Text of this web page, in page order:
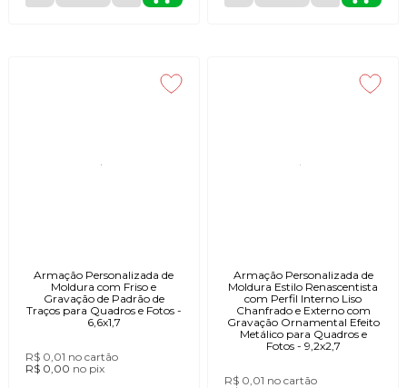
Armação Personalizada de
Moldura com Friso e
Gravação de Padrão de
Traços para Quadros e Fotos -
6,6x1,7
R$ 0,01 no cartão
R$ 0,00 no pix
Armação Personalizada de
Moldura Estilo Renascentista
com Perfil Interno Liso
Chanfrado e Externo com
Gravação Ornamental Efeito
Metálico para Quadros e
Fotos - 9,2x2,7
R$ 0,01 no cartão